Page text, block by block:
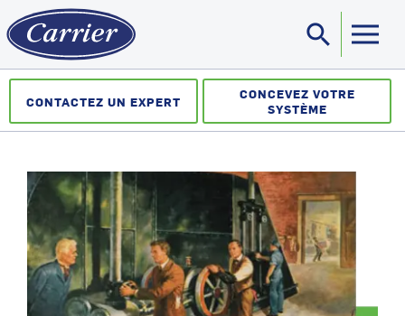
search
CONTACTEZ UN EXPERT
CONCEVEZ VOTRE
SYSTÈME